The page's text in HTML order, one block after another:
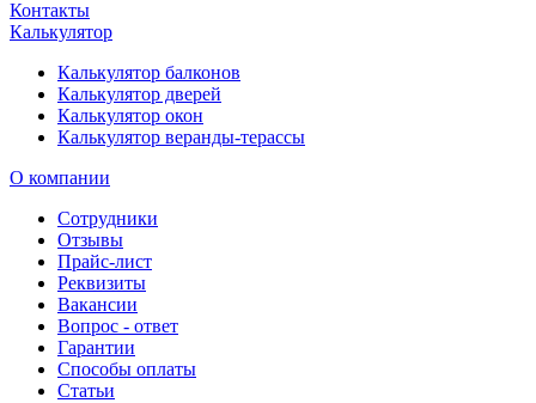
Контакты
Калькулятор
Калькулятор балконов
Калькулятор дверей
Калькулятор окон
Калькулятор веранды-терассы
О компании
Сотрудники
Отзывы
Прайс-лист
Реквизиты
Вакансии
Вопрос - ответ
Гарантии
Способы оплаты
Статьи